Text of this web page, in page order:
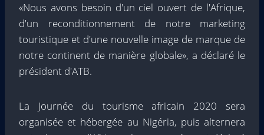
«Nous avons besoin d'un ciel ouvert de l'Afrique,
d'un reconditionnement de notre marketing
touristique et d'une nouvelle image de marque de
notre continent de manière globale», a déclaré le
président d'ATB.
La Journée du tourisme africain 2020 sera
organisée et hébergée au Nigéria, puis alternera